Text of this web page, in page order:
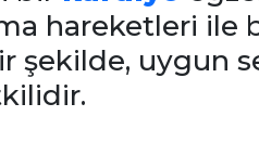
hareketleri ile
uygun